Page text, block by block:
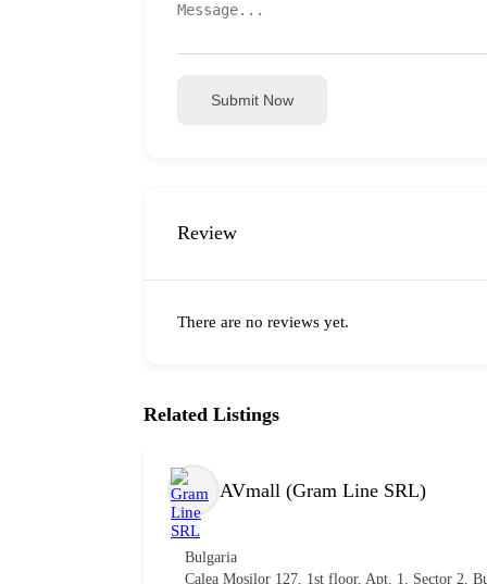
Submit Now
Review
There are no reviews yet.
Related Listings
AVmall (Gram Line SRL)
Bulgaria
Calea Mosilor 127, 1st floor, Apt. 1, Sector 2,